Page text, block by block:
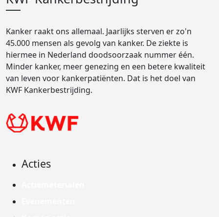
Kanker raakt ons allemaal. Jaarlijks sterven er zo'n
45.000 mensen als gevolg van kanker. De ziekte is
hiermee in Nederland doodsoorzaak nummer één.
Minder kanker, meer genezing en een betere kwaliteit
van leven voor kankerpatiënten. Dat is het doel van
KWF Kankerbestrijding.
Acties